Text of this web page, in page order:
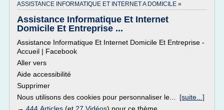
ASSISTANCE INFORMATIQUE ET INTERNET A DOMICILE »
Assistance Informatique Et Internet
Domicile Et Entreprise ...
Assistance Informatique Et Internet Domicile Et Entreprise -
Accueil | Facebook
Aller vers
Aide accessibilité
Supprimer
Nous utilisons des cookies pour personnaliser le... [suite...]